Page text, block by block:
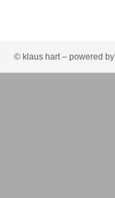
© klaus hart – powered by